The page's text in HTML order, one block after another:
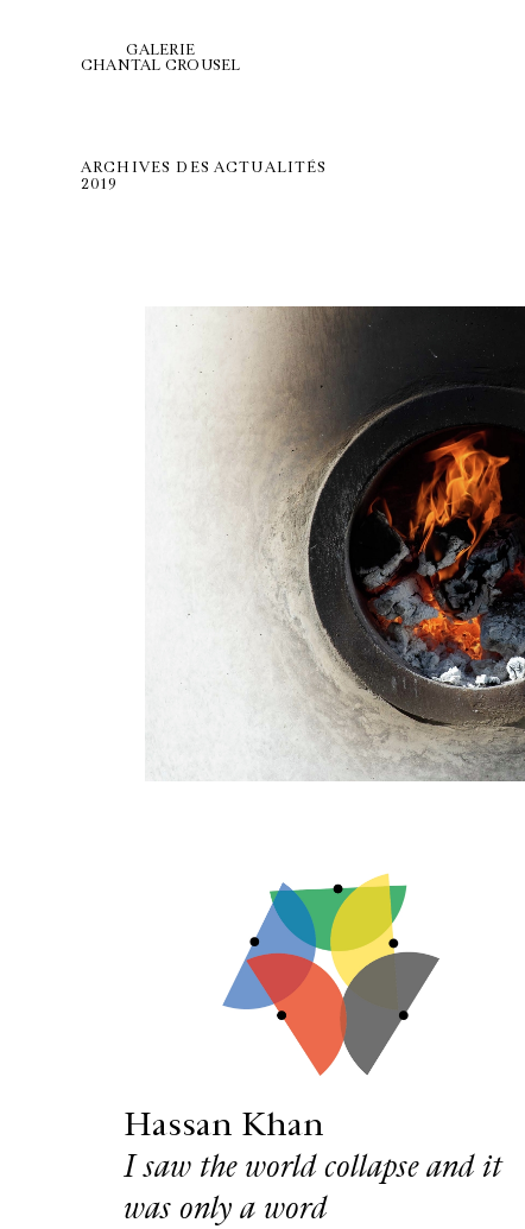
GALERIE
CHANTAL CROUSEL
ARCHIVES DES ACTUALITÉS
2019
Hassan Khan
I saw the world collapse and it
was only a word